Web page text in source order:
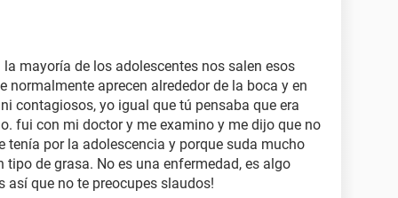
mayoría de los adolescentes nos salen esos
normalmente aprecen alrededor de la boca y en
contagiosos, yo igual que tú pensaba que era
fui con mi doctor y me examino y me dijo que no
tenía por la adolescencia y porque suda mucho
de grasa. No es una enfermedad, es algo
que no te preocupes slaudos!